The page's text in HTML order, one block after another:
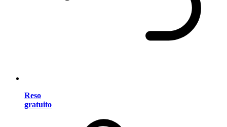
Reso
gratuito